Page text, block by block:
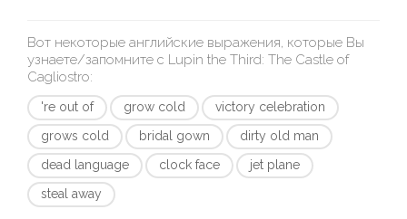
Вот некоторые английские выражения, которые Вы
узнаете/запомните с Lupin the Third: The Castle of
Cagliostro:
're out of grow cold
victory celebration
grows cold
bridal gown
dirty old man
dead language
clock face
jet plane
steal away